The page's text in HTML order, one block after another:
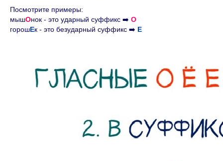
Посмотрите примеры:
мышОнок - это ударный суффикс ➡️ О
горошЕк - это безударный суффикс ➡️ Е
Сложное предложение